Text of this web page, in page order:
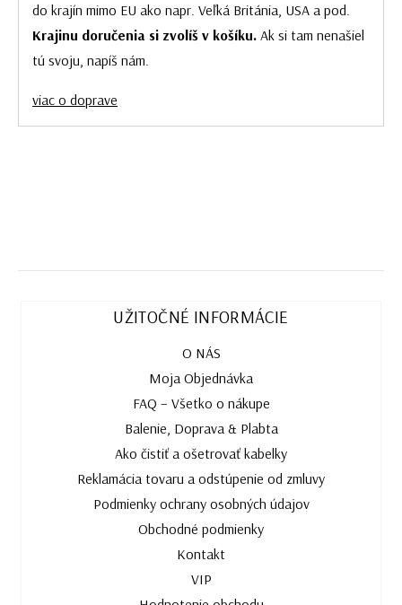
do krajín mimo EU ako napr. Veľká Británia, USA a pod.
Krajinu doručenia si zvolíš v košíku. Ak si tam nenašiel
tú svoju, napíš nám.
viac o doprave
UŽITOČNÉ INFORMÁCIE
O NÁS
Moja Objednávka
FAQ – Všetko o nákupe
Balenie, Doprava & Plabta
Ako čistiť a ošetrovať kabelky
Reklamácia tovaru a odstúpenie od zmluvy
Podmienky ochrany osobných údajov
Obchodné podmienky
Kontakt
VIP